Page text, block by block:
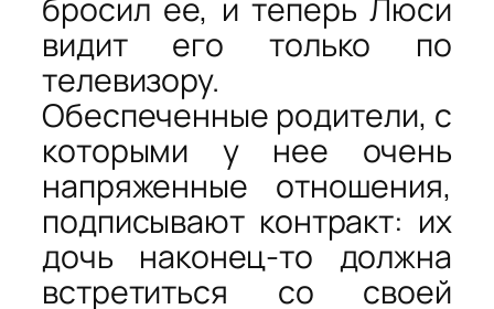
бросил ее, и теперь Люси
видит его только по
телевизору.
Обеспеченные родители, с
которыми у нее очень
напряженные отношения,
подписывают контракт: их
дочь наконец-то должна
встретиться со своей